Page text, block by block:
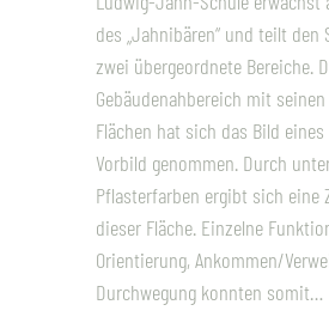
des „Jahnibären“ und teilt den
zwei übergeordnete Bereiche.
Gebäudenahbereich mit
Flächen hat sich das Bild
Vorbild genommen. Durch
Pflasterfarben ergibt sich eine
dieser Fläche. Einzelne
Orientierung, Ankommen/
Durchwegung konnten somit…